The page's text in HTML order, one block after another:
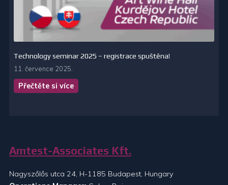
Technology seminar 2025 – registrace spuštěna!
11. července 2025.
Přečtěte si více
Amtest-Associates Kft.
Nagyszőlős utca 24, H-1185 Budapest, Hungary